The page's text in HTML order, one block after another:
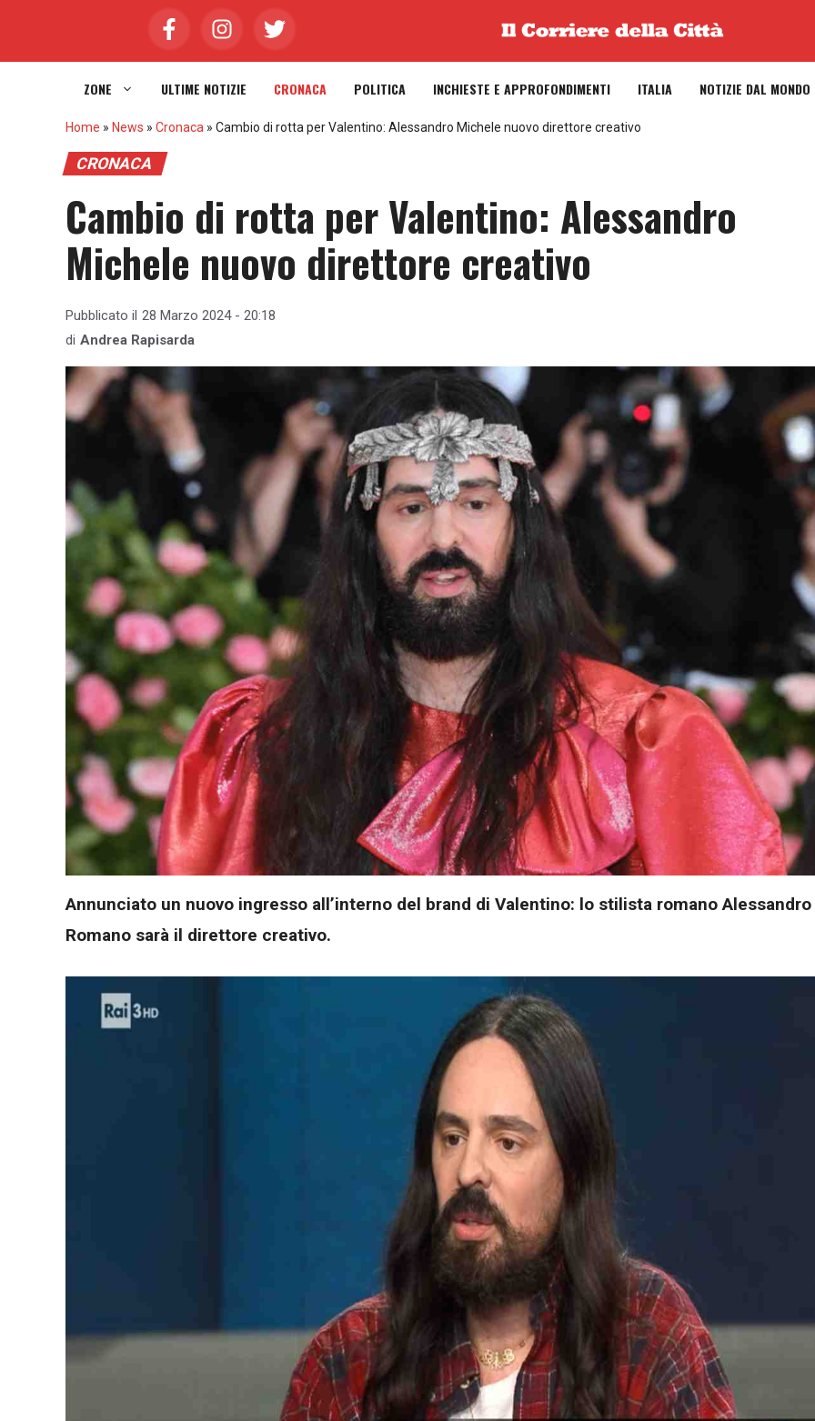
ZONE ULTIME NOTIZIE CRONACA POLITICA INCHIESTE E APPROFONDIMENTI ITALIA NOTIZIE DAL MONDO
Home » News » Cronaca » Cambio di rotta per Valentino: Alessandro Michele nuovo direttore creativo
CRONACA
Cambio di rotta per Valentino: Alessandro
Michele nuovo direttore creativo
Pubblicato il 28 Marzo 2024 - 20:18
di Andrea Rapisarda
Annunciato un nuovo ingresso all’interno del brand di Valentino: lo stilista romano Alessandro
Romano sarà il direttore creativo.